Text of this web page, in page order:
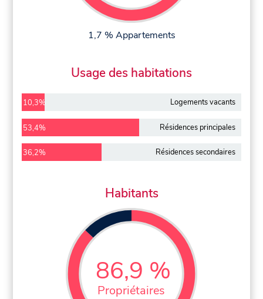
1,7 % Appartements
Usage des habitations
10,3% Logements vacants
53,4% Résidences principales
36,2% Résidences secondaires
Habitants
86,9 %
Propriétaires